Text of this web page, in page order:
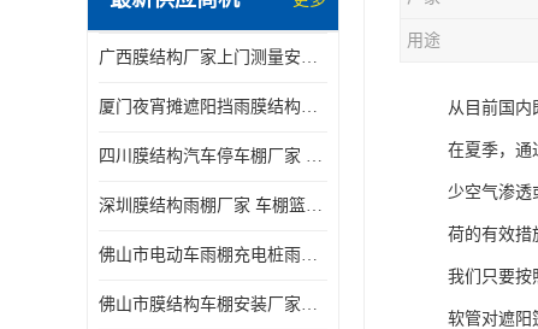
电动推拉雨棚
膜结构停景观棚 广西膜结构厂家上门测量安装发货，厂家发货没有差价
厦门夜宵摊遮阳挡雨膜结构雨棚设计 上门测量 款式多
四川膜结构汽车停车棚厂家 款式多 提供报价
深圳膜结构雨棚厂家 车棚篮球场体育看台 规格多样
佛山市电动车雨棚充电桩雨棚小区电动车棚
佛山市膜结构车棚安装厂家发货安装
用途
从目前国内
在夏季，通
少空气渗透
荷的有效措
我们只要按
软管对遮阳